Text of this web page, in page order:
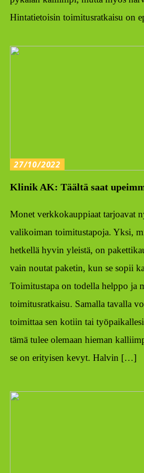
Hintatietoisin toimitusratkaisu on
27/10/2022
Klinik AK: Täältä saat
Monet verkkokauppiaat tarjoavat
valikoiman toimitustapoja. Yksi,
hetkellä hyvin yleistä, on
vain noutat paketin, kun se sopii
Toimitustapa on todella helppo ja
toimitusratkaisu. Samalla tavalla
toimittaa sen kotiin tai
tämä tulee olemaan hieman
se on erityisen kevyt. Halvin […]